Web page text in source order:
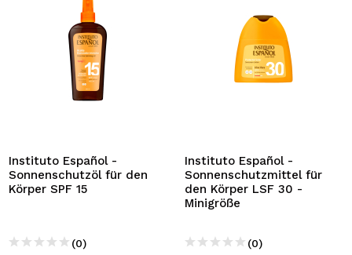
Instituto Español -
Sonnenschutzöl für den
Körper SPF 15
(0)
Instituto Español -
Sonnenschutzmittel für
den Körper LSF 30 -
Minigröße
(0)